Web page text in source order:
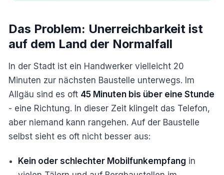
Das Problem: Unerreichbarkeit ist
auf dem Land der Normalfall
In der Stadt ist ein Handwerker vielleicht 20
Minuten zur nächsten Baustelle unterwegs. Im
Allgäu sind es oft 45 Minuten bis über eine Stunde
- eine Richtung. In dieser Zeit klingelt das Telefon,
aber niemand kann rangehen. Auf der Baustelle
selbst sieht es oft nicht besser aus:
Kein oder schlechter Mobilfunkempfang in